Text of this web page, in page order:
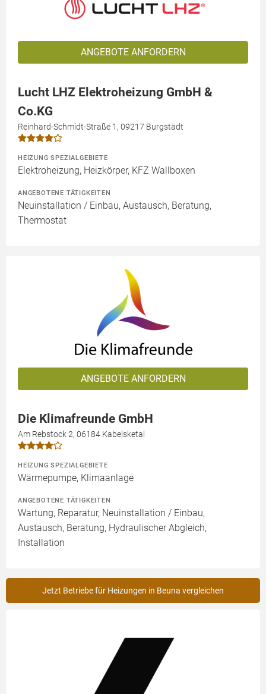
ANGEBOTE ANFORDERN
Lucht LHZ Elektroheizung GmbH &
Co.KG
Reinhard-Schmidt-Straße 1, 09217 Burgstädt
HEIZUNG SPEZIALGEBIETE
Elektroheizung, Heizkörper, KFZ Wallboxen
ANGEBOTENE TÄTIGKEITEN
Neuinstallation / Einbau, Austausch, Beratung,
Thermostat
ANGEBOTE ANFORDERN
Die Klimafreunde GmbH
Am Rebstock 2, 06184 Kabelsketal
HEIZUNG SPEZIALGEBIETE
Wärmepumpe, Klimaanlage
ANGEBOTENE TÄTIGKEITEN
Wartung, Reparatur, Neuinstallation / Einbau,
Austausch, Beratung, Hydraulischer Abgleich,
Installation
Jetzt Betriebe für Heizungen in Beuna vergleichen